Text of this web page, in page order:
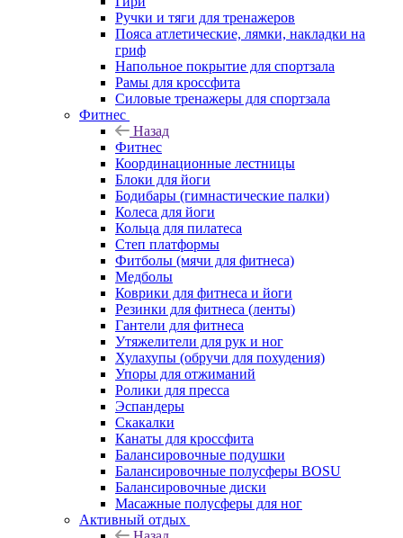
Ручки и тяги для тренажеров
Пояса атлетические, лямки, накладки на
гриф
Напольное покрытие для спортзала
Рамы для кроссфита
Силовые тренажеры для спортзала
Фитнес
Назад
Фитнес
Координационные лестницы
Блоки для йоги
Бодибары (гимнастические палки)
Колеса для йоги
Кольца для пилатеса
Степ платформы
Фитболы (мячи для фитнеса)
Медболы
Коврики для фитнеса и йоги
Резинки для фитнеса (ленты)
Гантели для фитнеса
Утяжелители для рук и ног
Хулахупы (обручи для похудения)
Упоры для отжиманий
Ролики для пресса
Эспандеры
Скакалки
Канаты для кроссфита
Балансировочные подушки
Балансировочные полусферы BOSU
Балансировочные диски
Масажные полусферы для ног
Активный отдых